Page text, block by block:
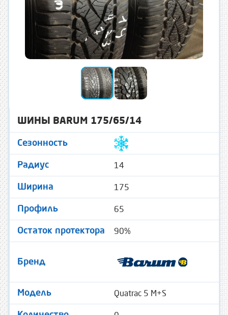
ШИНЫ BARUM 175/65/14
Сезонность
Радиус 14
Ширина 175
Профиль 65
Остаток протектора 90%
Бренд
Модель Quatrac 5 M+S